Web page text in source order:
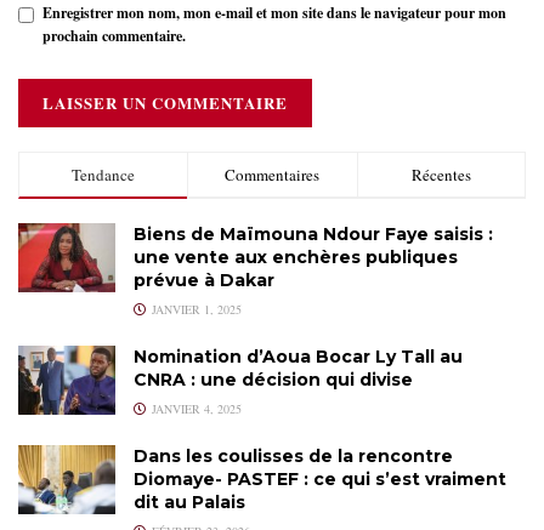
Enregistrer mon nom, mon e-mail et mon site dans le navigateur pour mon
prochain commentaire.
Tendance Commentaires Récentes
Biens de Maïmouna Ndour Faye saisis :
une vente aux enchères publiques
prévue à Dakar
JANVIER 1, 2025
Nomination d’Aoua Bocar Ly Tall au
CNRA : une décision qui divise
JANVIER 4, 2025
Dans les coulisses de la rencontre
Diomaye- PASTEF : ce qui s’est vraiment
dit au Palais